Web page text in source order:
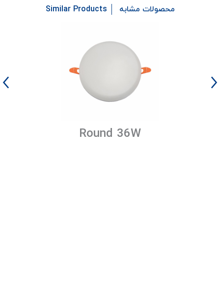
محصولات مشابه Similar Products
Round 36W